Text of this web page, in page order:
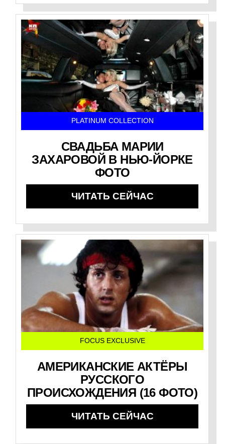
PLATINUM COLLECTION
СВАДЬБА МАРИИ
ЗАХАРОВОЙ В НЬЮ-ЙОРКЕ
ФОТО
ЧИТАТЬ СЕЙЧАС
FOCUS EXCLUSIVE
АМЕРИКАНСКИЕ АКТЁРЫ
РУССКОГО
ПРОИСХОЖДЕНИЯ (16 ФОТО)
ЧИТАТЬ СЕЙЧАС